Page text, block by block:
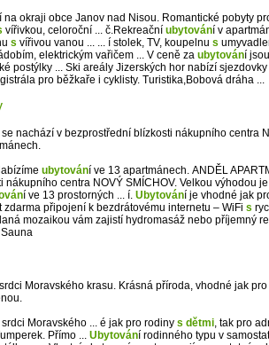
na okraji obce Janov nad Nisou. Romantické pobyty
vířivkou, celoroční ... č.Rekreační ubytování v
s vířivou vanou ... ... í stolek, TV, koupelnu s
elektrickým vařičem ... V ceně za ubytování
postýlky ... Ski areály Jizerských hor nabízí
pro běžkaře i cyklisty. Turistika,Bobová dráha ...
nachází v bezprostřední blízkosti nákupního centra
ubytování ve 13 apartmánech. ANDĚL
nákupního centra NOVÝ SMÍCHOV. Velkou výhodou
í ve 13 prostorných ... í. Ubytování je vhodné jak
zdarma připojení k bezdrátovému internetu – WiFi s
mozaikou vám zajistí hydromasáž nebo příjemný
Moravského krasu. Krásná příroda, vhodné jak
srdci Moravského ... é jak pro rodiny s dětmi, tak pro
Přímo ... Ubytování rodinného typu v